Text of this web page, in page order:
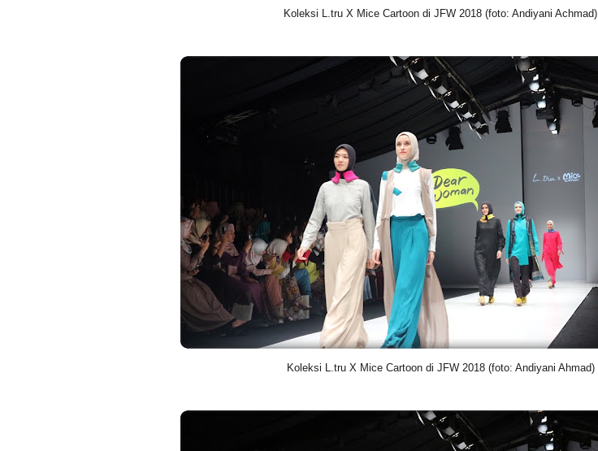
Koleksi L.tru X Mice Cartoon di JFW 2018 (foto: Andiyani Achmad)
Koleksi L.tru X Mice Cartoon di JFW 2018 (foto: Andiyani Ahmad)